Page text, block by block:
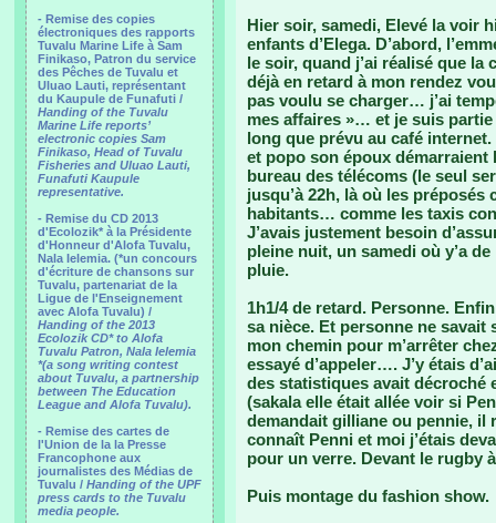
- Remise des copies
électroniques des rapports
Tuvalu Marine Life à Sam
Finikaso, Patron du service
des Pêches de Tuvalu et
Uluao Lauti, représentant
du Kaupule de Funafuti /
Handing of the Tuvalu
Marine Life reports’
electronic copies Sam
Finikaso, Head of Tuvalu
Fisheries and Uluao Lauti,
Funafuti Kaupule
representative.
- Remise du CD 2013
d'Ecolozik* à la Présidente
d'Honneur d'Alofa Tuvalu,
Nala Ielemia. (*un concours
d'écriture de chansons sur
Tuvalu, partenariat de la
Ligue de l'Enseignement
avec Alofa Tuvalu) /
Handing of the 2013
Ecolozik CD* to Alofa
Tuvalu Patron, Nala Ielemia
*(a song writing contest
about Tuvalu, a partnership
between The Education
League and Alofa Tuvalu).
- Remise des cartes de
l'Union de la la Presse
Francophone aux
journalistes des Médias de
Tuvalu / Handing of the UPF
press cards to the Tuvalu
media people.
Hier soir, samedi, Elevé la voir
enfants d’Elega. D’abord,
le soir, quand j’ai réalisé que la
déjà en retard à mon rendez
pas voulu se charger… j’ai
mes affaires »… et je suis
long que prévu au café
et popo son époux démarraient
bureau des télécoms (le seul
jusqu’à 22h, là où les
habitants… comme les taxis
J’avais justement besoin
pleine nuit, un samedi où y’a
pluie.
1h1/4 de retard. Personne.
sa nièce. Et personne ne savait
mon chemin pour m’arrêter
essayé d’appeler…. J’y étais
des statistiques avait décroché
(sakala elle était allée voir si
demandait gilliane ou pennie, il
connaît Penni et moi j’étais
pour un verre. Devant le rugby
Puis montage du fashion show.